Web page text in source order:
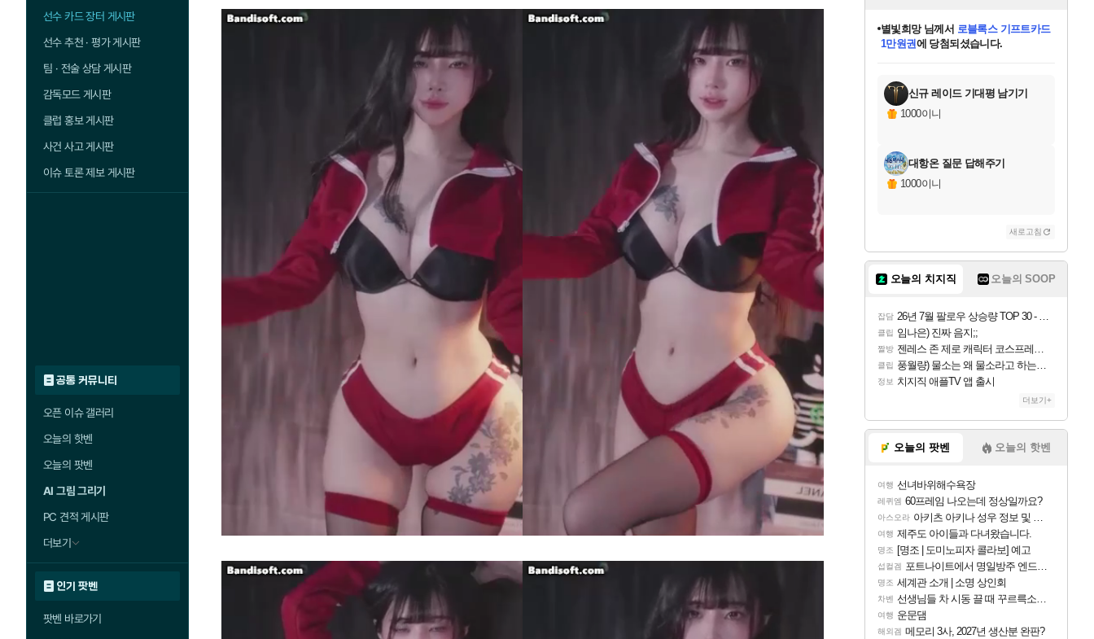
선수 카드 장터 게시판
선수 추천 · 평가 게시판
팀 · 전술 상담 게시판
감독모드 게시판
클럽 홍보 게시판
사건 사고 게시판
이슈 토론 제보 게시판
공통 커뮤니티
오픈 이슈 갤러리
오늘의 핫벤
오늘의 팟벤
AI 그림 그리기
PC 견적 게시판
더보기
인기 팟벤
팟벤 바로가기
교환.
당첨되셨습니다.
당첨되셨습니다.
당첨되셨습니다.
별빛희망님께서 로블록스 기프트카드
1만원권에 당첨되셨습니다.
당첨되셨습니다.
당첨되셨습니다.
당첨되셨습니다.
당첨되셨습니다.
에디션 (스팀코드)를 교환.
당첨되셨습니다.
신규 레이드 기대평 남기기
1000이니
대항온 질문 답해주기
1000이니
새로고침
오늘의 치지직 오늘의 SOOP
잡담 26년 7월 팔로우 상승량 TOP 30 - 월간 치지직
클립 임나은) 진짜 음지;;
짤방 젠레스 존 제로 캐릭터 코스프레한 꽁주
클립 풍월량) 물소는 왜 물소라고 하는거야? 아! 그만 ㅋㅋ 알았어 ㅋㅋ
정보 치지직 애플TV 앱 출시
더보기+
오늘의 팟벤 오늘의 핫벤
여행 선녀바위해수욕장
레퀴엠 60프레임 나오는데 정상일까요?
아스오라 아키츠 아키나 성우 정보 및 주요 필모
여행 제주도 아이들과 다녀왔습니다.
명조 [명조 | 도미노피자 콜라보] 예고
섭컬겜 포트나이트에서 명일방주 엔드필드 [펠리카] 판매 예정
명조 세계관 소개 | 소명 상인회
차벤 선생님들 차 시동 끌 때 꾸르륵소리나는데
여행 운문댐
해외겜 메모리 3사, 2027년 생산분 완판?